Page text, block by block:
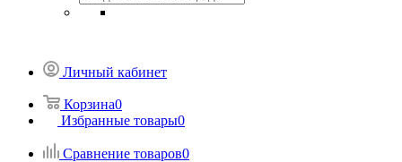
Личный кабинет
Корзина0
Избранные товары0
Сравнение товаров0